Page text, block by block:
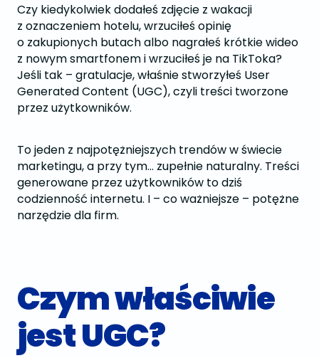
Czy kiedykolwiek dodałeś zdjęcie z wakacji
z oznaczeniem hotelu, wrzuciłeś opinię
o zakupionych butach albo nagrałeś krótkie wideo
z nowym smartfonem i wrzuciłeś je na TikToka?
Jeśli tak – gratulacje, właśnie stworzyłeś User
Generated Content (UGC), czyli treści tworzone
przez użytkowników.
To jeden z najpotężniejszych trendów w świecie
marketingu, a przy tym… zupełnie naturalny. Treści
generowane przez użytkowników to dziś
codzienność internetu. I – co ważniejsze – potężne
narzędzie dla firm.
Czym właściwie
jest UGC?